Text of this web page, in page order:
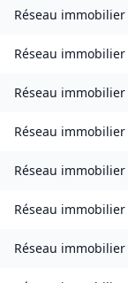
Réseau immobilier
Réseau immobilier
Réseau immobilier
Réseau immobilier
Réseau immobilier
Réseau immobilier
Réseau immobilier